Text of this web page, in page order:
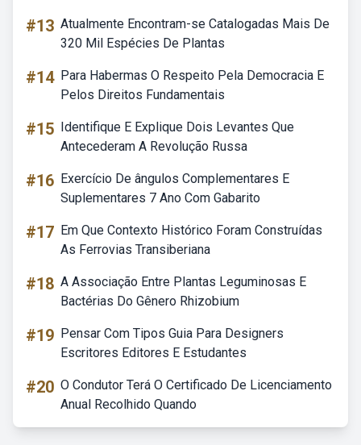
#13 Atualmente Encontram-se Catalogadas Mais De
320 Mil Espécies De Plantas
#14 Para Habermas O Respeito Pela Democracia E
Pelos Direitos Fundamentais
#15 Identifique E Explique Dois Levantes Que
Antecederam A Revolução Russa
#16 Exercício De ângulos Complementares E
Suplementares 7 Ano Com Gabarito
#17 Em Que Contexto Histórico Foram Construídas
As Ferrovias Transiberiana
#18 A Associação Entre Plantas Leguminosas E
Bactérias Do Gênero Rhizobium
#19 Pensar Com Tipos Guia Para Designers
Escritores Editores E Estudantes
#20 O Condutor Terá O Certificado De Licenciamento
Anual Recolhido Quando